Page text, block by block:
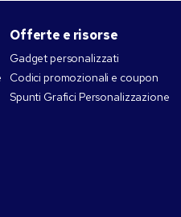
Offerte e risorse
Gadget personalizzati
Codici promozionali e coupon
Spunti Grafici Personalizzazione